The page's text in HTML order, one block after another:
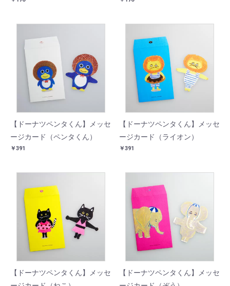
【ドーナツペンタくん】メッセ
ージカード（ペンタくん）
￥391
【ドーナツペンタくん】メッセ
ージカード（ライオン）
￥391
【ドーナツペンタくん】メッセ
【ドーナツペンタくん】メッセ